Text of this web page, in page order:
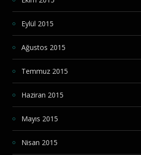
Eylül 2015
Ağustos 2015
Temmuz 2015
Haziran 2015
Mayıs 2015
Nisan 2015